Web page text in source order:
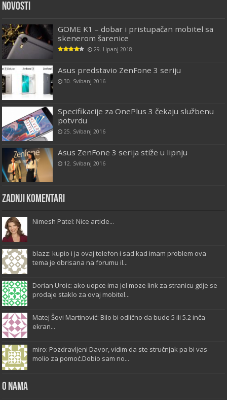
Novosti
GOME K1 – dobar i pristupačan mobitel sa
skenerom šarenice
29. Lipanj 2018
Asus predstavio ZenFone 3 seriju
30. Svibanj 2016
Specifikacije za OnePlus 3 čekaju službenu
potvrdu
25. Svibanj 2016
Asus ZenFone 3 serija stiže u lipnju
12. Svibanj 2016
Zadnji komentari
Nimesh Patel: Nice article...
blazz: kupio i ja ovaj telefon i sad kad imam problem ova
tema je obrisana na forumu il...
Dorian Uroic: ako uopce ima jel moze link za stranicu gdje se
prodaje staklo za ovaj mobitel...
Matej Šovi Martinović: Bilo bi odlično da bude 5 ili 5.2 inča
ekran...
miro: Pozdravljeni Davor, vidim da ste stručnjak pa bi vas
molio za pomoć.Dobio sam no...
O Nama